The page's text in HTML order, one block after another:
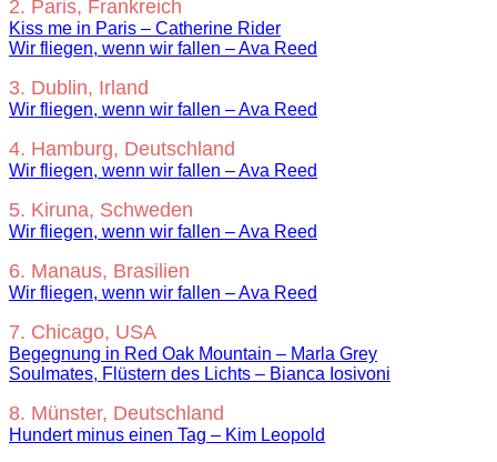
2. Paris, Frankreich
Kiss me in Paris – Catherine Rider
Wir fliegen, wenn wir fallen – Ava Reed
3. Dublin, Irland
Wir fliegen, wenn wir fallen – Ava Reed
4. Hamburg, Deutschland
Wir fliegen, wenn wir fallen – Ava Reed
5. Kiruna, Schweden
Wir fliegen, wenn wir fallen – Ava Reed
6. Manaus, Brasilien
Wir fliegen, wenn wir fallen – Ava Reed
7. Chicago, USA
Begegnung in Red Oak Mountain – Marla Grey
Soulmates, Flüstern des Lichts – Bianca Iosivoni
8. Münster, Deutschland
Hundert minus einen Tag – Kim Leopold